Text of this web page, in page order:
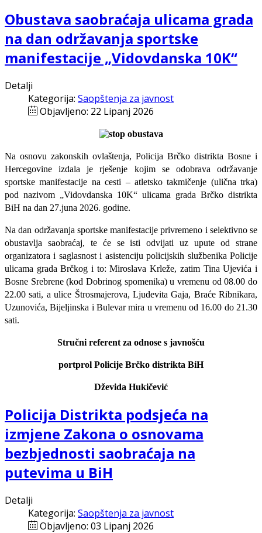
Obustava saobraćaja ulicama grada
na dan održavanja sportske
manifestacije „Vidovdanska 10K“
Detalji
Kategorija: Saopštenja za javnost
Objavljeno: 22 Lipanj 2026
Na osnovu zakonskih ovlaštenja, Policija Brčko distrikta Bosne i
Hercegovine izdala je rješenje kojim se odobrava održavanje
sportske manifestacije na cesti – atletsko takmičenje (ulična trka)
pod nazivom „Vidovdanska 10K“ ulicama grada Brčko distrikta
BiH na dan 27.juna 2026. godine.
Na dan održavanja sportske manifestacije privremeno i selektivno se
obustavlja saobraćaj, te će se isti odvijati uz upute od strane
organizatora i saglasnost i asistenciju policijskih službenika Policije
ulicama grada Brčkog i to: Miroslava Krleže, zatim Tina Ujevića i
Bosne Srebrene (kod Dobrinog spomenika) u vremenu od 08.00 do
22.00 sati, a ulice Štrosmajerova, Ljudevita Gaja, Braće Ribnikara,
Uzunovića, Bijeljinska i Bulevar mira u vremenu od 16.00 do 21.30
sati.
Stručni referent za odnose s javnošću
portprol Policije Brčko distrikta BiH
Dževida Hukičević
Policija Distrikta podsjeća na
izmjene Zakona o osnovama
bezbjednosti saobraćaja na
putevima u BiH
Detalji
Kategorija: Saopštenja za javnost
Objavljeno: 03 Lipanj 2026